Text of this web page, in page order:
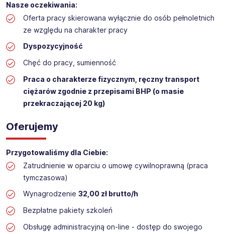
Nasze oczekiwania:
Oferta pracy skierowana wyłącznie do osób pełnoletnich
ze względu na charakter pracy
Dyspozycyjność
Chęć do pracy, sumienność
Praca o charakterze fizycznym, ręczny transport
ciężarów zgodnie z przepisami BHP (o masie
przekraczającej 20 kg)
Oferujemy
Przygotowaliśmy dla Ciebie:
Zatrudnienie w oparciu o umowę cywilnoprawną (praca
tymczasowa)
Wynagrodzenie 32,00 zł brutto/h
Bezpłatne pakiety szkoleń
Obsługę administracyjną on-line - dostęp do swojego